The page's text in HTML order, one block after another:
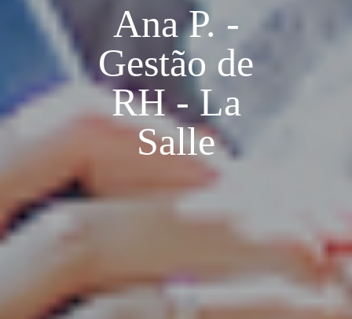
Ana P. -
Gestão de
RH - La
Salle